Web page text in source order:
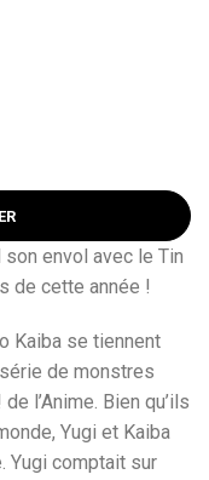
envol avec le Tin
de cette année !
Kaiba se tiennent
de monstres
l’Anime. Bien qu’ils
Yugi et Kaiba
Yugi comptait sur